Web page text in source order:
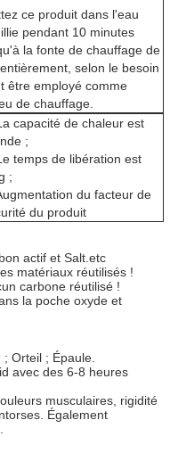
ce produit dans l'eau
pendant 10 minutes
la fonte de chauffage de
selon le besoin
être employé comme
de chauffage.
capacité de chaleur est
;
temps de libération est
;
du facteur de
du produit
actif et Salt.etc
matériaux réutilisés !
carbone réutilisé !
la poche oxyde et
Orteil ; Épaule.
avec des 6-8 heures
musculaires, rigidité
Également